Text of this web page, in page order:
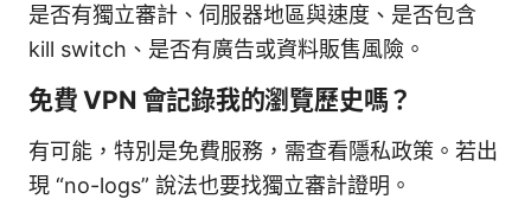
是否有獨立審計、伺服器地區與速度、是否包含
kill switch、是否有廣告或資料販售風險。
免費 VPN 會記錄我的瀏覽歷史嗎？
有可能，特別是免費服務，需查看隱私政策。若出
現 “no-logs” 說法也要找獨立審計證明。